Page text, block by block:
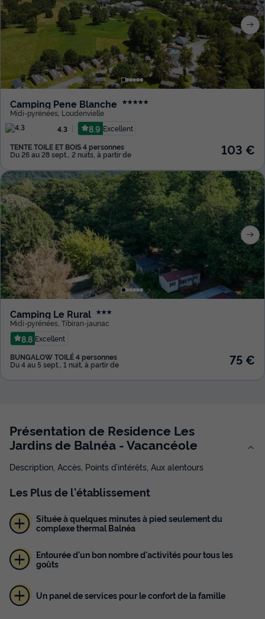
Camping Pene Blanche ★★★★★
Midi-pyrénées Loudenvielle
4.3
8.9 Excellent
TENTE TOILE ET BOIS 4 personnes
Du 26 au 28 sept., 2 nuits, à partir de 103 €
Camping Le Rural ★★★
Midi-pyrénées Tibiran-jaunac
8.8 Excellent
BUNGALOW TOILÉ 4 personnes
Du 4 au 5 sept., 1 nuit, à partir de 75 €
Présentation de Residence Les
Jardins de Balnéa - Vacancéole
Description, Accès, Points d’intérêts, Aux alentours
Les Plusde l'établissement
Située à quelques minutes à pied seulement du
complexe thermal Balnéa
Entourée d'un bon nombre d'activités pour tous les
goûts
Un panel de services pour le confort de la famille